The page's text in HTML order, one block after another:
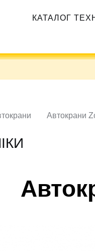
навигация
КАТАЛОГ
Автокрани